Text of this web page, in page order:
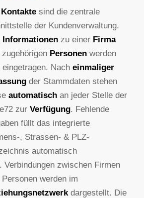
Kontaktesind die zentrale
der Kundenverwaltung.
Informationenzu einer Firma
zugehörigen Personenwerden
eingetragen. Nach einmaliger
der Stammdaten stehen
automatischan jeder Stelle der
zur Verfügung. Fehlende
füllt das integrierte
, Strassen- & PLZ-
automatisch
Verbindungen zwischen Firmen
Personen werden im
dargestellt. Die